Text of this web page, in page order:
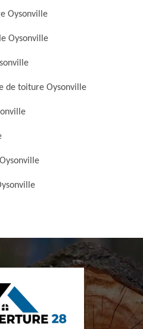
Oysonville
Oysonville
de toiture Oysonville